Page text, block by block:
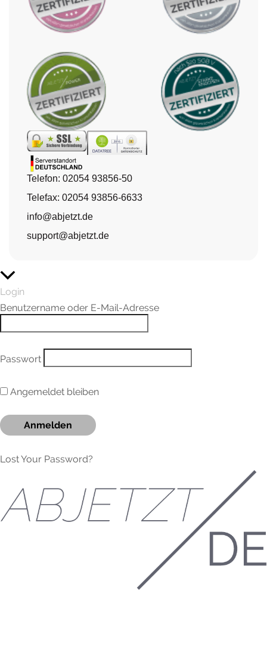
Telefon: 02054 93856-50
Telefax: 02054 93856-6633
info@abjetzt.de
support@abjetzt.de
Login
Benutzername oder E-Mail-Adresse
Passwort
Angemeldet bleiben
Lost Your Password?